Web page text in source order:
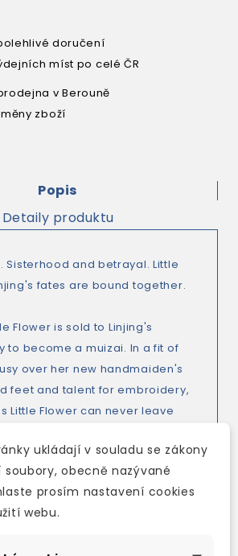
doručení
míst po celé ČR
v Berouně
zboží
Popis
Detaily produktu
Sisterhood and betrayal. Little
fates are bound together.
Flower is sold to Linjing's
to become a muizai. In a fit of
over her new handmaiden's
feet and talent for embroidery,
Little Flower can never leave
different places in the
over the years the two girls
to secure both their
ukládají v souladu se zákony
soubory, obecně nazývané
prosím nastavení cookies
webu.